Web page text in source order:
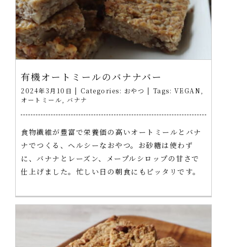
有機オートミールのバナナバー
2024年3月10日 | Categories: おやつ | Tags: VEGAN
オートミール
バナナ
食物繊維が豊富で栄養価の高いオートミールとバナ
ナでつくる、ヘルシーなおやつ。お砂糖は使わず
に、バナナとレーズン、メープルシロップの甘さで
仕上げました。忙しい日の朝食にもピッタリです。